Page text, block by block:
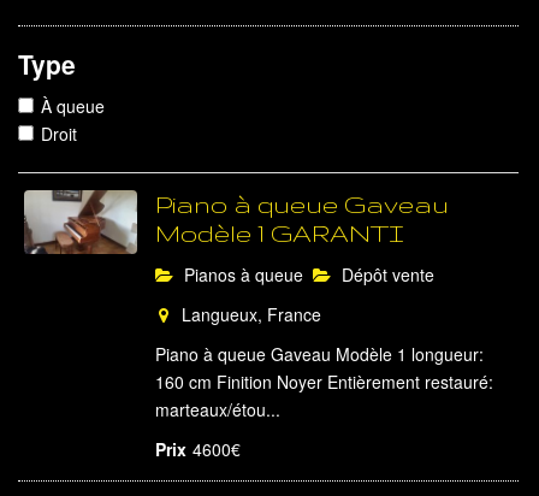
Type
À queue
Droit
Piano à queue Gaveau
Modèle 1 GARANTI
Pianos à queue
Dépôt vente
Langueux, France
Piano à queue Gaveau Modèle 1 longueur:
160 cm Finition Noyer Entièrement restauré:
marteaux/étou...
Prix 4600€